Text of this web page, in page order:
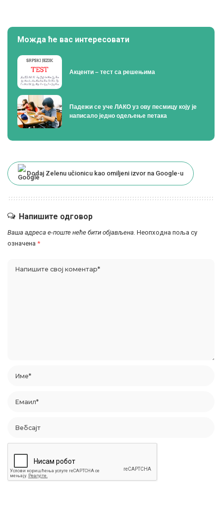
Можда ће вас интересовати
Акценти – тест са решењима
Падежи се уче ЛАКО уз ову песмицу коју је
написало једно одељење петака
Dodaj Zelenu učionicu kao omiljeni izvor na Google-u
Напишите одговор
Ваша адреса е-поште неће бити објављена. Неопходна поља су
означена *